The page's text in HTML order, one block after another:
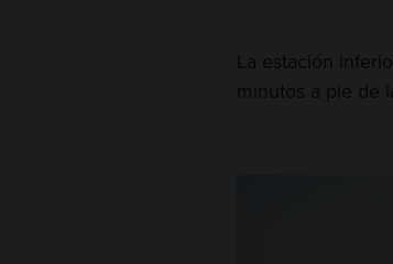
La estación
minutos a pie de